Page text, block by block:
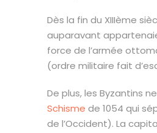
Dès la fin du XIIIème
auparavant
force de l’armée
(ordre militaire fait
De plus, les Byzantins
Schisme de 1054 qui
de l’Occident). La